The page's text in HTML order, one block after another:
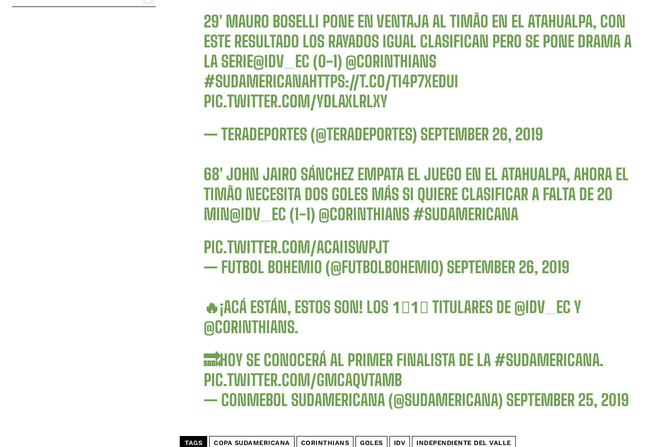
29′ MAURO BOSELLI PONE EN VENTAJA AL TIMÃO EN EL ATAHUALPA, CON
ESTE RESULTADO LOS RAYADOS IGUAL CLASIFICAN PERO SE PONE DRAMA A
LA SERIE@IDV_EC (0-1) @CORINTHIANS
#SUDAMERICANAHTTPS://T.CO/TI4P7XEDUI
PIC.TWITTER.COM/YDLAXLRLXY
— TERADEPORTES (@TERADEPORTES) SEPTEMBER 26, 2019
68′ JOHN JAIRO SÁNCHEZ EMPATA EL JUEGO EN EL ATAHUALPA, AHORA EL
TIMÃO NECESITA DOS GOLES MÁS SI QUIERE CLASIFICAR A FALTA DE 20
MIN@IDV_EC (1-1) @CORINTHIANS #SUDAMERICANA
PIC.TWITTER.COM/ACAI1SWPJT
— FUTBOL BOHEMIO (@FUTBOLBOHEMIO) SEPTEMBER 26, 2019
🔥¡ACÁ ESTÁN, ESTOS SON! LOS 1⃣1⃣ TITULARES DE @IDV_EC Y
@CORINTHIANS.
🔜HOY SE CONOCERÁ AL PRIMER FINALISTA DE LA #SUDAMERICANA.
PIC.TWITTER.COM/GMCAQVTAMB
— CONMEBOL SUDAMERICANA (@SUDAMERICANA) SEPTEMBER 25, 2019
TAGS COPA SUDAMERICANA CORINTHIANS GOLES IDV INDEPENDIENTE DEL VALLE